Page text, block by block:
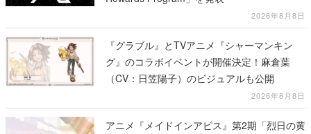
2026年8月8日
『グラブル』とTVアニメ『シャーマンキン
グ』のコラボイベントが開催決定！麻倉葉
（CV：日笠陽子）のビジュアルも公開
2026年8月8日
アニメ『メイドインアビス』第2期「烈日の黄